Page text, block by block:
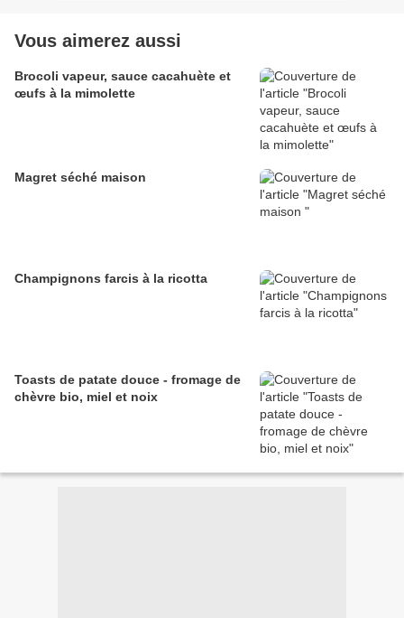
Vous aimerez aussi
Brocoli vapeur, sauce cacahuète et
œufs à la mimolette
Magret séché maison
Champignons farcis à la ricotta
Toasts de patate douce - fromage de
chèvre bio, miel et noix